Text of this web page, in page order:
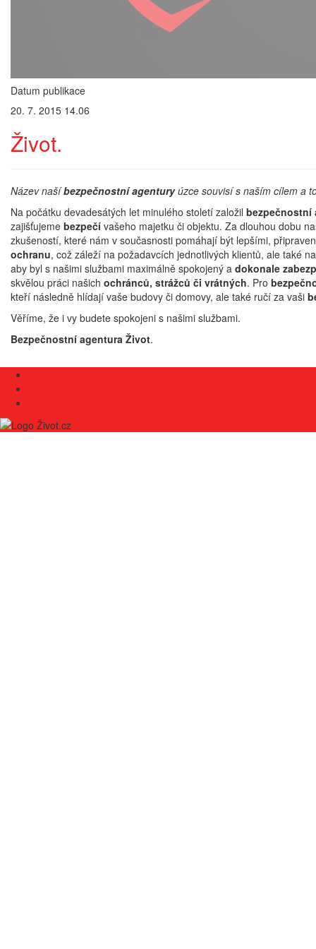
Datum publikace
20. 7. 2015 14.06
Život.
Název našíbezpečnostní agenturyúzce souvisí s naším cílem a
Na počátku devadesátých let minulého století založil bezpečnostní
zajišťujeme bezpečí vašeho majetku či objektu. Za dlouhou dobu
zkušeností, které nám v současnosti pomáhají být lepšími,
ochranu, což záleží na požadavcích jednotlivých klientů, ale také
aby byl s našimi službami maximálně spokojený a dokonale
skvělou práci našich ochránců, strážců či vrátných. Pro
kteří následně hlídají vaše budovy či domovy, ale také ručí za vaši
Věříme, že i vy budete spokojeni s našimi službami.
Bezpečnostní agentura Život.